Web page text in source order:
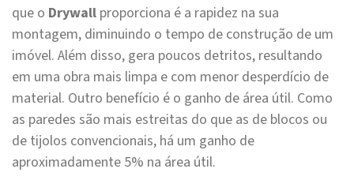
que o Drywall proporciona é a rapidez na sua
montagem, diminuindo o tempo de construção de um
imóvel. Além disso, gera poucos detritos, resultando
em uma obra mais limpa e com menor desperdício de
material. Outro benefício é o ganho de área útil. Como
as paredes são mais estreitas do que as de blocos ou
de tijolos convencionais, há um ganho de
aproximadamente 5% na área útil.